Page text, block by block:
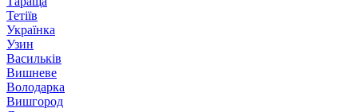
Тетіїв
Українка
Узин
Васильків
Вишневе
Володарка
Вишгород